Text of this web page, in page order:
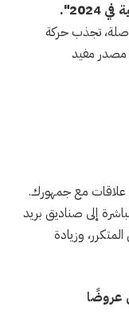
تجذب حركة
مصدر مفيد
علاقات مع جمهورك.
إلى صناديق بريد
وزيادة
عروضًا